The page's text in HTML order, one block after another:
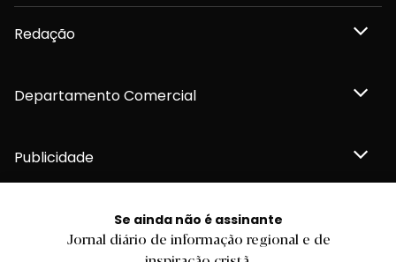
Se ainda não é assinante
Jornal diário de informação regional e de
Redação
Departamento Comercial
Publicidade
Privacidade e Cookies